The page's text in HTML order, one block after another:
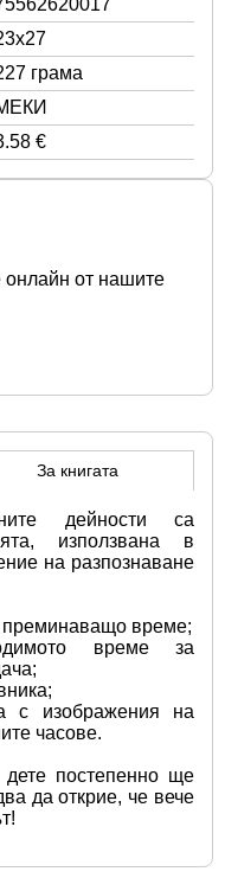
грама
€
онлайн от нашите
За книгата
дейности са
използвана в
на разпознаване
преминаващо време;
време за
с изображения на
часове.
дете постепенно ще
да открие, че вече